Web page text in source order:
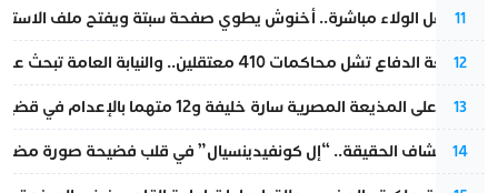
11
بعد حفل الولاء مباشرة.. أخنوش يطوي صفحة سبتة ويفتح ملف
12
مقاطعة الدفاع تشل محاكمات 410 معتقلين.. والنيابة العامة تبحث عن حل قانوني
13
الحكم على المذيعة المصرية سارة خليفة و12 متهما بالإعدام في قضية هزت بلاد الفراعنة
14
بعد انكشاف الحقيقة.. “إل كونفيدينسيال” في قلب فضيحة صورة